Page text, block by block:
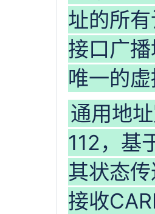
址的所
接口广
唯一的
通用地
112，基
其状态
接收